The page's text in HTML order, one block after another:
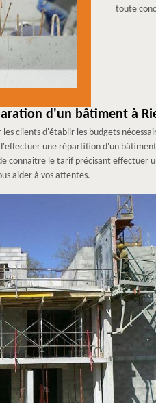
toute
d'un bâtiment à
clients d'établir les budgets
une répartition d'un
connaitre le tarif précisant effectuer
aider à vos attentes.